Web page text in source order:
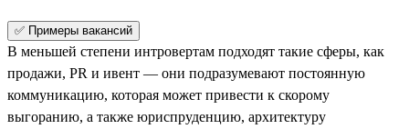
✅ Примеры вакансий
В меньшей степени интровертам подходят такие сферы, как
продажи, PR и ивент — они подразумевают постоянную
коммуникацию, которая может привести к скорому
выгоранию, а также юриспруденцию, архитектуру